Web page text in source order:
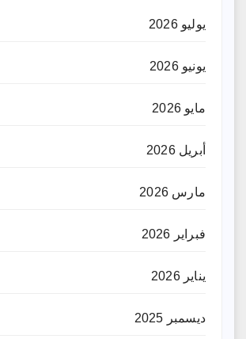
يوليو 2026
يونيو 2026
مايو 2026
أبريل 2026
مارس 2026
فبراير 2026
يناير 2026
ديسمبر 2025